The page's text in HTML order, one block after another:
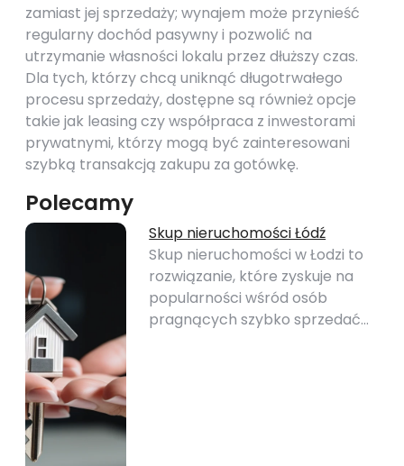
zamiast jej sprzedaży; wynajem może przynieść
regularny dochód pasywny i pozwolić na
utrzymanie własności lokalu przez dłuższy czas.
Dla tych, którzy chcą uniknąć długotrwałego
procesu sprzedaży, dostępne są również opcje
takie jak leasing czy współpraca z inwestorami
prywatnymi, którzy mogą być zainteresowani
szybką transakcją zakupu za gotówkę.
Polecamy
Skup nieruchomości Łódź
Skup nieruchomości w Łodzi to
rozwiązanie, które zyskuje na
popularności wśród osób
pragnących szybko sprzedać…